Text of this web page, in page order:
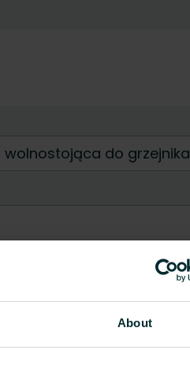
About
wolnostojąca do grzejnika